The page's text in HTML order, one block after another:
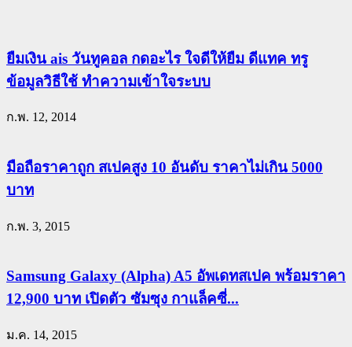
ยืมเงิน ais วันทูคอล กดอะไร ใจดีให้ยืม ดีแทค ทรู
ข้อมูลวิธีใช้ ทำความเข้าใจระบบ
ก.พ. 12, 2014
มือถือราคาถูก สเปคสูง 10 อันดับ ราคาไม่เกิน 5000
บาท
ก.พ. 3, 2015
Samsung Galaxy (Alpha) A5 อัพเดทสเปค พร้อมราคา
12,900 บาท เปิดตัว ซัมซุง กาแล็คซี่...
ม.ค. 14, 2015